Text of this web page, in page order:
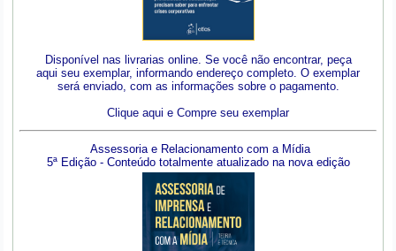
Disponível nas livrarias online. Se você não encontrar, peça
aqui seu exemplar, informando endereço completo. O exemplar
será enviado, com as informações sobre o pagamento.
Clique aqui e Compre seu exemplar
Assessoria e Relacionamento com a Mídia
5ª Edição - Conteúdo totalmente atualizado na nova edição